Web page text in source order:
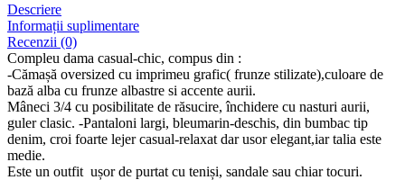
Descriere
Informații suplimentare
Recenzii (0)
Compleu dama casual-chic, compus din :
-Cămașă oversized cu imprimeu grafic( frunze stilizate),culoare de
bază alba cu frunze albastre si accente aurii.
Mâneci 3/4 cu posibilitate de răsucire, închidere cu nasturi aurii,
guler clasic. -Pantaloni largi, bleumarin-deschis, din bumbac tip
denim, croi foarte lejer casual-relaxat dar usor elegant,iar talia este
medie.
Este un outfit ușor de purtat cu teniși, sandale sau chiar tocuri.